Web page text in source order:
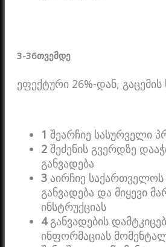
3-36თვემდე
ეფექტური 26%-დან, გაცემის
1 შეარჩიე სასურველი
2 შეძენის გვერდზე
განვადება
3 აირჩიე საქართველოს
განვადება და მიყევი
ინსტრუქციას
4განვადების
ინფორმაციას